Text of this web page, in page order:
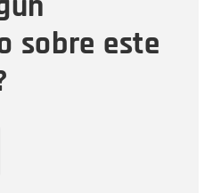
sobre este